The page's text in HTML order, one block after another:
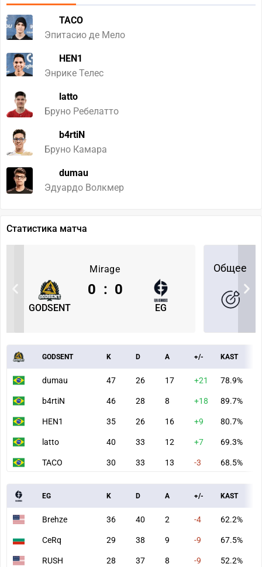
TACO
Эпитасио де Мело
HEN1
Энрике Телес
latto
Бруно Ребелатто
b4rtiN
Бруно Камара
dumau
Эдуардо Волкмер
Статистика матча
Mirage
GODSENT EG
0 : 0
Общее
GODSENT K D A +/- KAST
dumau 47 26 17 +21 78.9%
b4rtiN 46 28 8 +18 89.7%
HEN1 35 26 16 +9 80.7%
latto 40 33 12 +7 69.3%
TACO 30 33 13 -3 68.5%
EG K D A +/- KAST
Brehze 36 40 2 -4 62.2%
CeRq 29 38 9 -9 67.5%
RUSH 28 37 8 -9 52.2%